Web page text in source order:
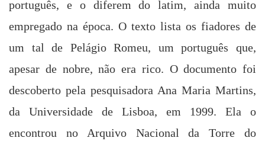
português, e o diferem do latim, ainda muito
empregado na época. O texto lista os fiadores de
um tal de Pelágio Romeu, um português que,
apesar de nobre, não era rico. O documento foi
descoberto pela pesquisadora Ana Maria Martins,
da Universidade de Lisboa, em 1999. Ela o
encontrou no Arquivo Nacional da Torre do